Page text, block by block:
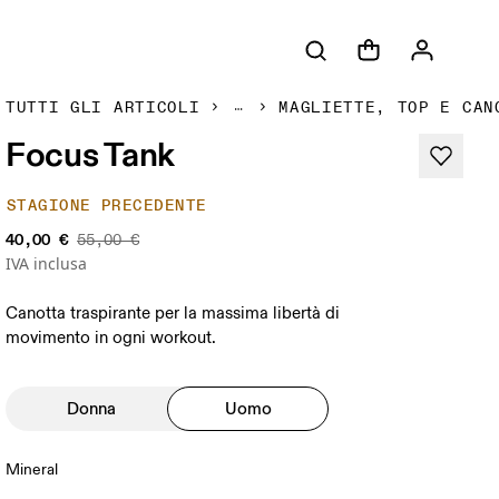
TUTTI GLI ARTICOLI MAGLIETTE, TOP E
Focus Tank
STAGIONE PRECEDENTE
40,00 € 55,00 €
IVA inclusa
Canotta traspirante per la massima libertà di
movimento in ogni workout.
Donna Uomo
Mineral